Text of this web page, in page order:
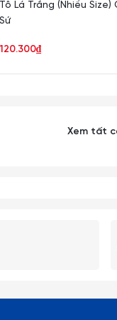
Tô Lá Trắng (Nhiều Size)
Sứ
120.300₫
Xem tất